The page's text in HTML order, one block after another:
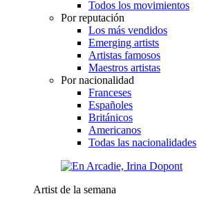
Todos los movimientos
Por reputación
Los más vendidos
Emerging artists
Artistas famosos
Maestros artistas
Por nacionalidad
Franceses
Españoles
Británicos
Americanos
Todas las nacionalidades
Artist de la semana